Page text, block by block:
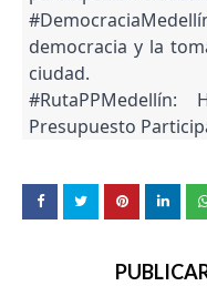
democracia y la
ciudad.
Presupuesto